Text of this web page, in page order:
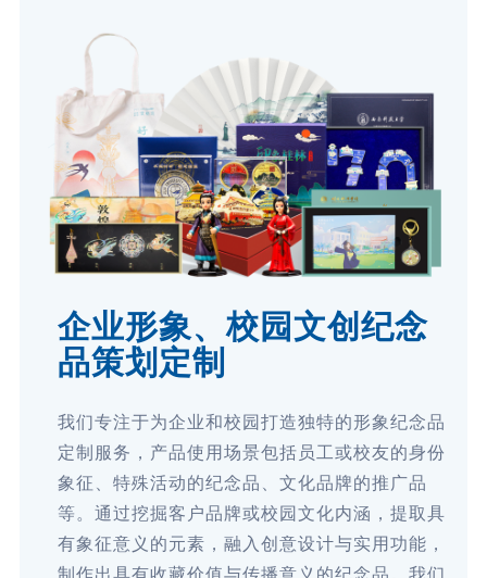
企业形象、校园文创纪念
品策划定制
我们专注于为企业和校园打造独特的形象纪念品
定制服务，产品使用场景包括员工或校友的身份
象征、特殊活动的纪念品、文化品牌的推广品
等。通过挖掘客户品牌或校园文化内涵，提取具
有象征意义的元素，融入创意设计与实用功能，
制作出具有收藏价值与传播意义的纪念品。我们